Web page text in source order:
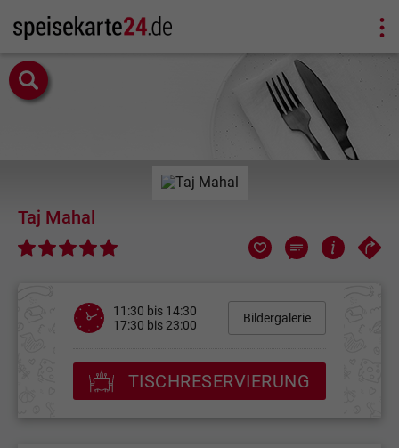
Taj Mahal
11:30 bis 14:30
17:30 bis 23:00
Bildergalerie
TISCHRESERVIERUNG